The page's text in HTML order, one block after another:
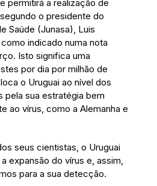
permitirá a realização de
o presidente do
Saúde (Junasa), Luis
indicado numa nota
Isto significa uma
por dia por milhão de
o Uruguai ao nível dos
pela sua estratégia bem
ao vírus, como a Alemanha e
seus cientistas, o Uruguai
expansão do vírus e, assim,
para a sua detecção.